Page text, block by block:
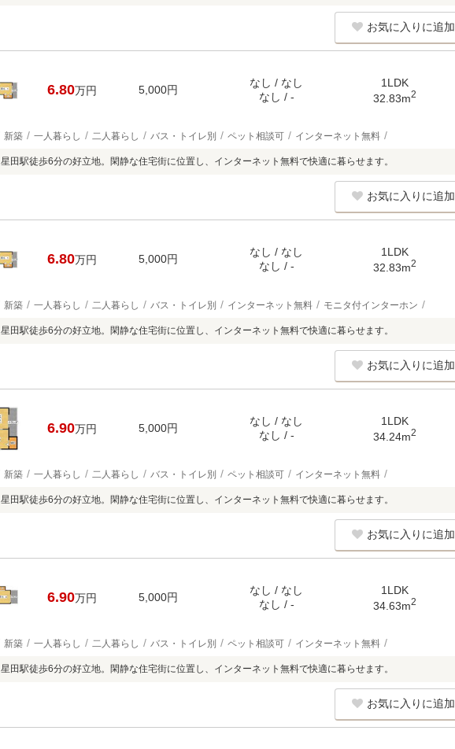
お気に入りに追加
6.80万円 5,000円
なし / なし
なし / -
1LDK
32.83m2
新築 一人暮らし 二人暮らし バス・トイレ別 ペット相談可 インターネット無料
星田駅徒歩6分の好立地。閑静な住宅街に位置し、インターネット無料で快適に暮らせます。
お気に入りに追加
6.80万円 5,000円
なし / なし
なし / -
1LDK
32.83m2
新築 一人暮らし 二人暮らし バス・トイレ別 インターネット無料 モニタ付インターホン
星田駅徒歩6分の好立地。閑静な住宅街に位置し、インターネット無料で快適に暮らせます。
お気に入りに追加
6.90万円 5,000円
なし / なし
なし / -
1LDK
34.24m2
新築 一人暮らし 二人暮らし バス・トイレ別 ペット相談可 インターネット無料
星田駅徒歩6分の好立地。閑静な住宅街に位置し、インターネット無料で快適に暮らせます。
お気に入りに追加
6.90万円 5,000円
なし / なし
なし / -
1LDK
34.63m2
新築 一人暮らし 二人暮らし バス・トイレ別 ペット相談可 インターネット無料
星田駅徒歩6分の好立地。閑静な住宅街に位置し、インターネット無料で快適に暮らせます。
お気に入りに追加